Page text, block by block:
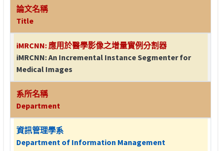
論文名稱
Title
iMRCNN: 應用於醫學影像之增量實例分割器
iMRCNN: An Incremental Instance Segmenter for
Medical Images
系所名稱
Department
資訊管理學系
Department of Information Management